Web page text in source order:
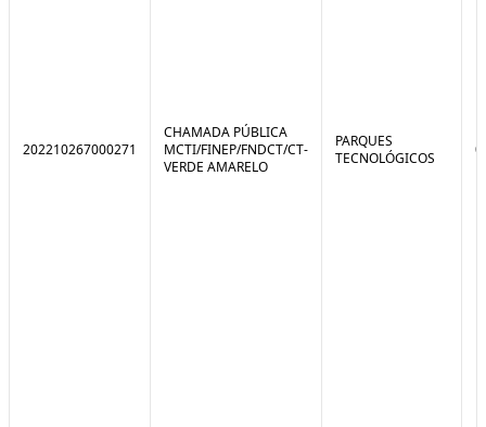
202210267000271
CHAMADA PÚBLICA
MCTI/FINEP/FNDCT/CT-
VERDE AMARELO
PARQUES
TECNOLÓGICOS